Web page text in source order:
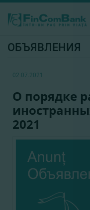
ОБЪЯВЛЕНИЯ
02.07.2021
О порядке
2021